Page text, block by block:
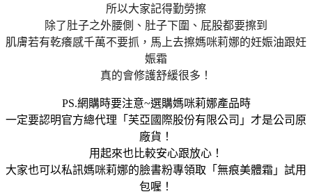
所以大家記得勤勞擦
除了肚子之外腰側、肚子下圍、屁股都要擦到
肌膚若有乾癢感千萬不要抓，馬上去擦媽咪莉娜的妊娠油跟妊
娠霜
真的會修護舒緩很多！
PS.網購時要注意~選購媽咪莉娜產品時
一定要認明官方總代理「芙亞國際股份有限公司」才是公司原
廠貨！
用起來也比較安心跟放心！
大家也可以私訊媽咪莉娜的臉書粉專領取「無痕美體霜」試用
包喔！